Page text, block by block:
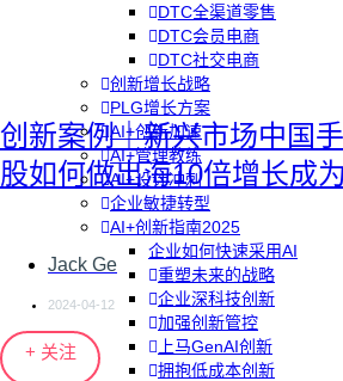
DTC全渠道零售
DTC会员电商
DTC社交电商
创新增长战略
PLG增长方案
AI+创新加速
AI+管理教练
AI+设计冲刺
企业敏捷转型
AI+创新指南2025
企业如何快速采用AI
重塑未来的战略
企业深科技创新
加强创新管控
上马GenAI创新
拥抱低成本创新
创新案例｜新兴市场中国
股如何做出海10倍增长成
Jack Ge
2024-04-12
+ 关注